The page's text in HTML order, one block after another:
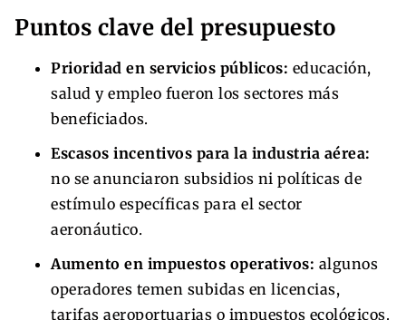
Puntos clave del presupuesto
Prioridad en servicios públicos: educación,
salud y empleo fueron los sectores más
beneficiados.
Escasos incentivos para la industria aérea:
no se anunciaron subsidios ni políticas de
estímulo específicas para el sector
aeronáutico.
Aumento en impuestos operativos: algunos
operadores temen subidas en licencias,
tarifas aeroportuarias o impuestos ecológicos.